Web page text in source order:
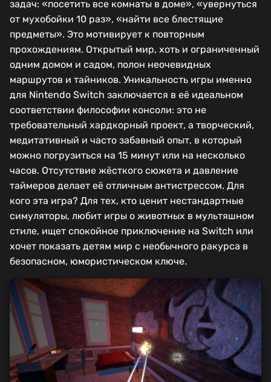
задач: «посетить все комнаты в доме», «увернуться
от мухобойки 10 раз», «найти все блестящие
предметы». Это мотивирует к повторным
прохождениям. Открытый мир, хоть и ограниченный
одним домом и садом, полон неочевидных
маршрутов и тайников. Уникальность игры именно
для Nintendo Switch заключается в её идеальном
соответствии философии консоли: это не
требовательный хардкорный проект, а творческий,
медитативный и часто забавный опыт, в который
можно погрузиться на 15 минут или на несколько
часов. Отсутствие жёсткого сюжета и давление
таймеров делает её отличным антистрессом. Для
кого эта игра? Для тех, кто ценит нестандартные
симуляторы, любит игры о животных в мультяшном
стиле, ищет спокойное приключение на Switch или
хочет показать детям мир с необычного ракурса в
безопасном, юмористическом ключе.